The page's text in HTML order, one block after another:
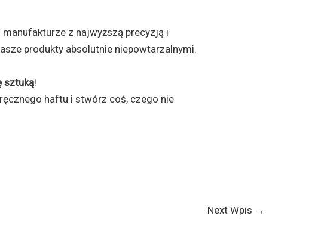
z najwyższą precyzją i
produkty absolutnie niepowtarzalnymi.
sztuką!
haftu i stwórz coś, czego nie
Next Wpis →